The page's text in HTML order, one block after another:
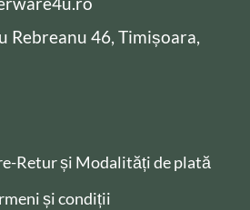
Rebreanu 46, Timișoara,
Retur și Modalități de plată
și condiții